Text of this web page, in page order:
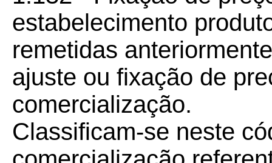
estabelecimento
remetidas
ajuste ou fixação de
comercialização.
Classificam-se neste